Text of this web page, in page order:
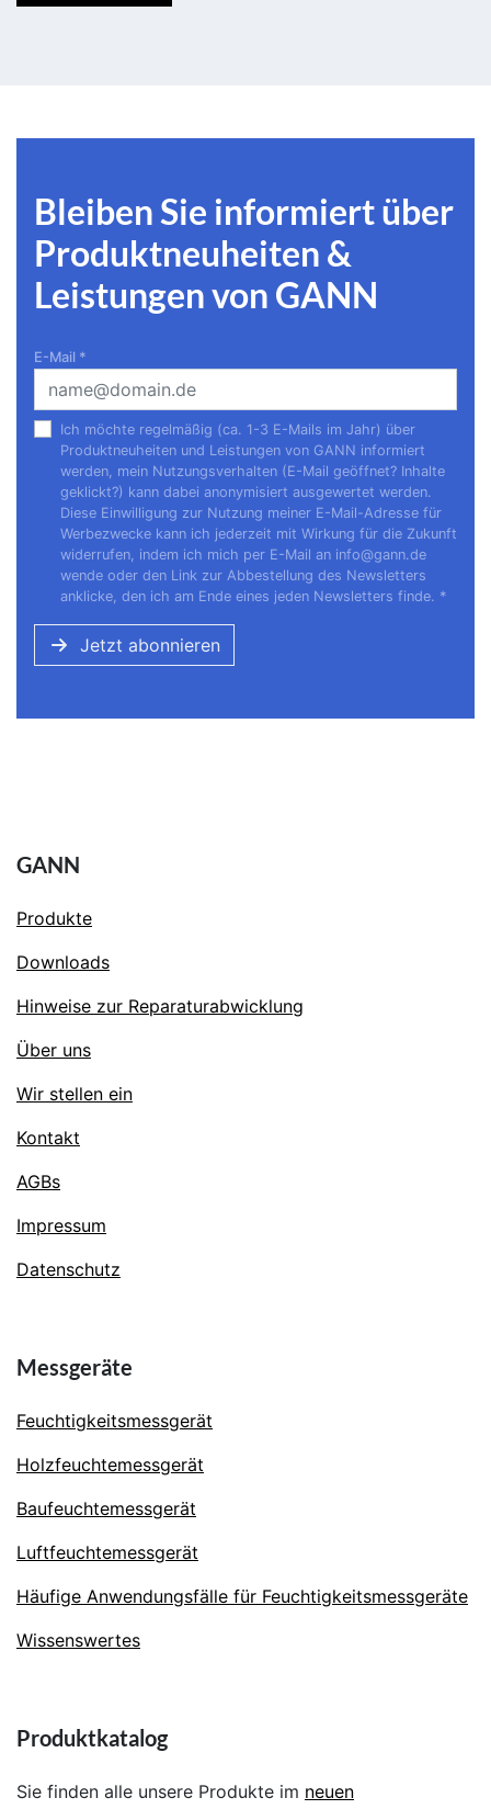
Bleiben Sie informiert über
Produktneuheiten &
Leistungen von GANN
E-Mail *
Ich möchte regelmäßig (ca. 1-3 E-Mails im Jahr) über
Produktneuheiten und Leistungen von GANN informiert
werden, mein Nutzungsverhalten (E-Mail geöffnet? Inhalte
geklickt?) kann dabei anonymisiert ausgewertet werden.
Diese Einwilligung zur Nutzung meiner E-Mail-Adresse für
Werbezwecke kann ich jederzeit mit Wirkung für die Zukunft
widerrufen, indem ich mich per E-Mail an info@gann.de
wende oder den Link zur Abbestellung des Newsletters
anklicke, den ich am Ende eines jeden Newsletters finde. *
Jetzt abonnieren
GANN
Produkte
Downloads
Hinweise zur Reparaturabwicklung
Über uns
Wir stellen ein
Kontakt
AGBs
Impressum
Datenschutz
Messgeräte
Feuchtigkeitsmessgerät
Holzfeuchtemessgerät
Baufeuchtemessgerät
Luftfeuchtemessgerät
Häufige Anwendungsfälle für Feuchtigkeitsmessgeräte
Wissenswertes
Produktkatalog
Sie finden alle unsere Produkte im neuen